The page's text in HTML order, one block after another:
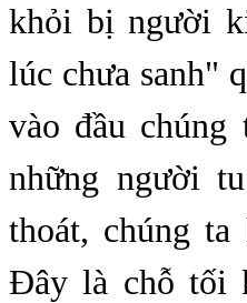
khỏi bị người
lúc chưa sanh"
vào đầu
những người
thoát, chúng
Đây là chỗ tối